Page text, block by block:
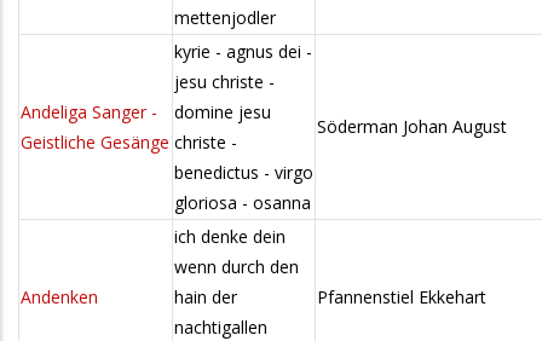
mettenjodler
Andeliga Sanger -
Geistliche Gesänge
kyrie - agnus dei -
jesu christe -
domine jesu
christe -
benedictus - virgo
gloriosa - osanna
Söderman Johan August
Andenken
ich denke dein
wenn durch den
hain der
nachtigallen
Pfannenstiel Ekkehart